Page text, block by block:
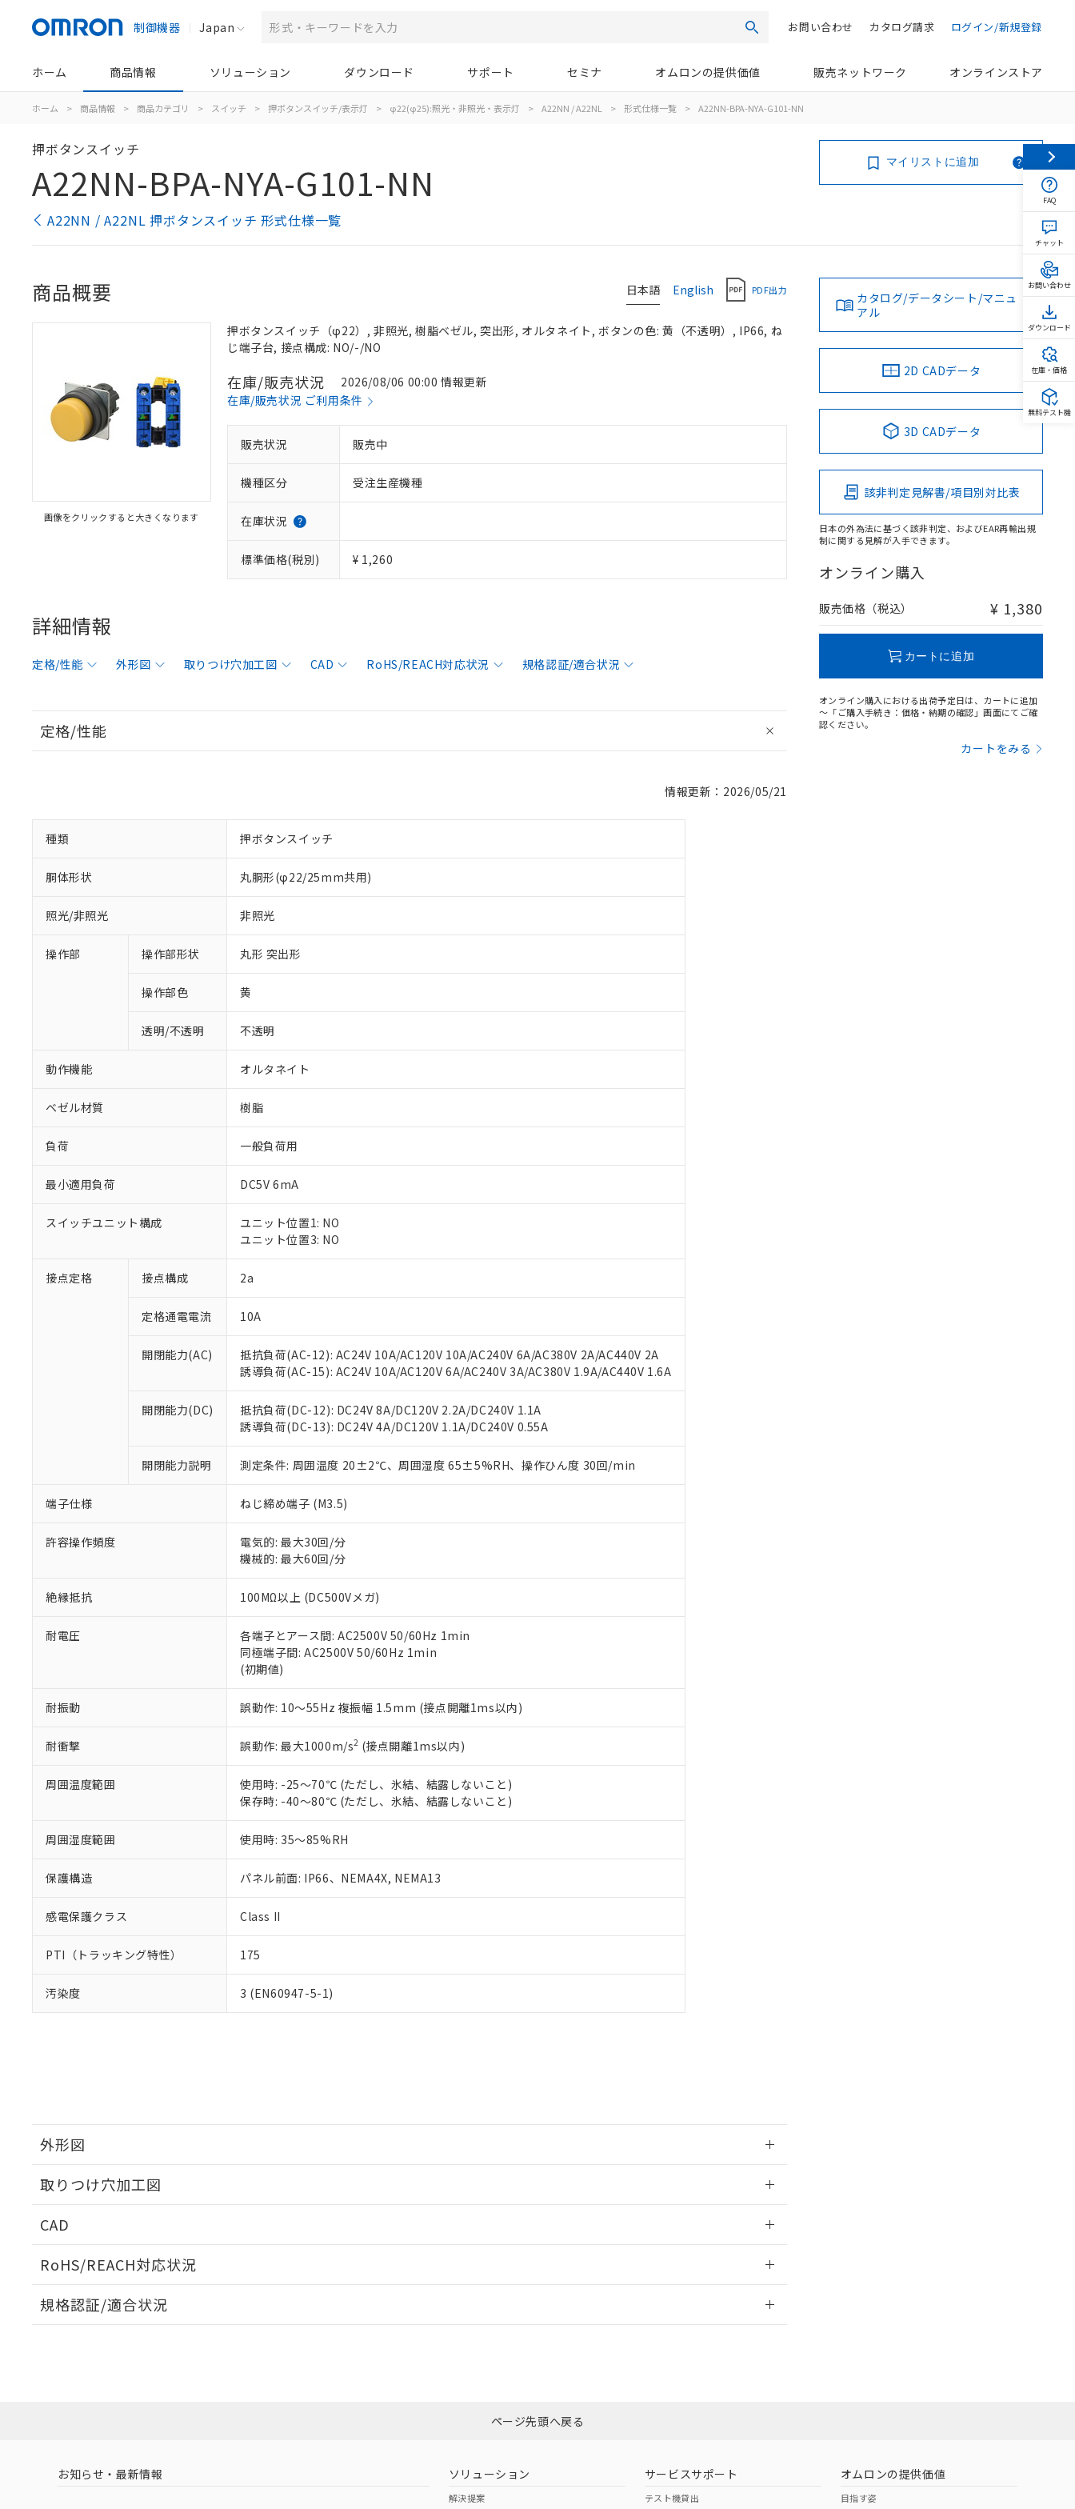
制御機器 Japan 検索 ログイン/新規登録
カタログ請求
お問い合わせ
ホーム 商品情報 ソリューション ダウンロード サポート セミナ オムロンの提供価値 販売ネットワーク オンラインストア
ホーム > 商品情報 > 商品カテゴリ > スイッチ > 押ボタンスイッチ/表示灯 > φ22(φ25):照光・非照光・表示灯 > A22NN / A22NL > 形式仕様一覧 > A22NN-BPA-NYA-G101-NN
押ボタンスイッチ
A22NN-BPA-NYA-G101-NN
A22NN / A22NL 押ボタンスイッチ 形式仕様一覧
マイリストに追加
日本語 English PDF出力
商品概要
画像をクリックすると大きくなります
押ボタンスイッチ（φ22）, 非照光, 樹脂ベゼル, 突出形, オルタネイト, ボタンの色: 黄（不透明）, IP66, ね
じ端子台, 接点構成: NO/-/NO
在庫/販売状況
2026/08/06 00:00 情報更新
在庫/販売状況 ご利用条件
販売状況 販売中
機種区分 受注生産機種
在庫状況
標準価格(税別) ¥ 1,260
詳細情報
定格/性能 外形図 取りつけ穴加工図 CAD RoHS/REACH対応状況 規格認証/適合状況
定格/性能
情報更新：2026/05/21
種類 押ボタンスイッチ
胴体形状 丸胴形(φ22/25mm共用)
照光/非照光 非照光
操作部 操作部形状 丸形 突出形
操作部色 黄
透明/不透明 不透明
動作機能 オルタネイト
ベゼル材質 樹脂
負荷 一般負荷用
最小適用負荷 DC5V 6mA
スイッチユニット構成
ユニット位置1: NO
ユニット位置3: NO
接点定格 接点構成 2a
定格通電電流 10A
開閉能力(AC)
抵抗負荷(AC-12): AC24V 10A/AC120V 10A/AC240V 6A/AC380V 2A/AC440V 2A
誘導負荷(AC-15): AC24V 10A/AC120V 6A/AC240V 3A/AC380V 1.9A/AC440V 1.6A
開閉能力(DC)
抵抗負荷(DC-12): DC24V 8A/DC120V 2.2A/DC240V 1.1A
誘導負荷(DC-13): DC24V 4A/DC120V 1.1A/DC240V 0.55A
開閉能力説明 測定条件: 周囲温度 20±2℃、周囲湿度 65±5%RH、操作ひん度 30回/min
端子仕様 ねじ締め端子 (M3.5)
許容操作頻度
電気的: 最大30回/分
機械的: 最大60回/分
絶縁抵抗 100MΩ以上 (DC500Vメガ)
耐電圧
各端子とアース間: AC2500V 50/60Hz 1min
同極端子間: AC2500V 50/60Hz 1min
(初期値)
耐振動 誤動作: 10～55Hz 複振幅 1.5mm (接点開離1ms以内)
耐衝撃 誤動作: 最大1000m/s2 (接点開離1ms以内)
周囲温度範囲
使用時: -25～70℃ (ただし、氷結、結露しないこと)
保存時: -40～80℃ (ただし、氷結、結露しないこと)
周囲湿度範囲 使用時: 35～85%RH
保護構造 パネル前面: IP66、NEMA4X, NEMA13
感電保護クラス Class II
PTI（トラッキング特性） 175
汚染度 3 (EN60947-5-1)
外形図
取りつけ穴加工図
CAD
RoHS/REACH対応状況
EU RoHS 注意事項・凡例
ダウンロードはこちら
中国 RoHS 注意事項・凡例
規格認証/適合状況
（イギリス
（ノルウェー
（日本
（アメリカ
カタログ/データシート/マニュ
アル
2D CADデータ
3D CADデータ
該非判定見解書/項目別対比表
日本の外為法に基づく該非判定、およびEAR再輸出規
制に関する見解が入手できます。
オンライン購入
販売価格（税込） ¥ 1,380
カートに追加
オンライン購入における出荷予定日は、カートに追加
～「ご購入手続き：価格・納期の確認」画面にてご確
認ください。
カートをみる
本サービスは、当社制御機器事業取扱商品の当社在庫状況および標準価格(税抜)を提供させていただ
くものです。
当社制御機器事業取扱商品の中には、本サービスの対象外となる商品もあることをご了承ください。
在庫状況および標準価格照会結果は、記載している更新日時点での社内データに基づき作成されるも
のであり、閲覧された時点での実際の在庫および標準価格とは異なる場合があることをご了承くださ
い。
正式な納期状況および標準価格はお客様のお取引先、またはお客様担当のオムロン制御機器販売店・
在庫状況および標準価格結果を当社の事前の承諾なく第三者に漏洩または開示しないようお願いしま
す。
マイパーツ機能（部品リスト作成サービス）をご利用いただくには、I-Webメンバーズにご登録され
ている必要があります。
お客様が当ウェブサイト上で当社にご登録された部品リストについて、当社および当社の共同利用者
が、当社の製品・サービスに関するお客様との取引・商談に必要な範囲で利用することをご了承くだ
※当社の共同利用者とは、 "個人情報の共同利用に関して"
いる法人を指します。
※1 対応状況
対応済み：EU RoHS指令（10物質）の非含有に対応した製品が提供可能な商品です。
対応予定：EU RoHS指令（10物質）の非含有に対応した製品に切り替える予定のある商品です。
対応予定なし：EU RoHS指令（10物質）の非含有に非対応の商品で、対応品を出す予定はありません。
仕入先様の事情により、非含有部品としていたものが、含有品と判明した場合などやむを得ず変更すること
があります。
*EU RoHS指令（10物質）：
鉛(Pb) 1000ppm以下、 水銀(Hg) 1000ppm以下、 カドミウム(Cd) 100ppm以下、
六価クロム(Cr(Ⅵ)) 1000ppm以下、ポリ臭化ビフェニル類(PBB) 1000ppm以下、ポリ臭化ジフェニルエーテル類(PBDE) 1000ppm以下、
フタル酸ビス(2-エチルヘキシル) (DEHP)(別名：DOP) 1000ppm以下、フタル酸ブチルベンジル（BBP） 1000ppm以下、フタル酸ジブチ
ル（DBP） 1000ppm以下、フタル酸ジイソブチル (DIBP) 1000ppm以下
但し、RoHS指令で産業用監視および制御機器に対する適用除外項目は除く。
フタル酸エステル類の４物質については閾値を超える意図的な使用がないことを確認しています。
部品在庫の切り替え状況などにより、予定月が前後することがあります。
※3 非含有証明書ダウンロード
下記の非含有証明書をダウンロードすることができます。
EU RoHS指令（10物質）の非含有証明書
51物質の非含有証明書（当社基準）
※本証明書は発行日時点で非含有を証明するもので、過去に遡って非含有を証明するものではありません。
混在することから備考欄に対応日を記載しておりました。
既に当社にて対応品への在庫切替を完了していることから、特段のことがない限り、2022年1月12日よ
り割愛しております。
※1 中国RoHS○×表
「○」：最大均質材料含有率が中国RoHSの基準値以下であることを示します。
「×」：最大均質材料含有率が中国RoHSの基準値を超えていることを示します。
「－」：未確認です。当社販売部門へお問い合わせください。
*中国RoHS10物質の基準値 (GB/T26572)：
Pb(鉛) :1000ppm、 Hg(水銀) : 1000ppm、 Cd(カドミウム) : 100ppm、
Cr(Ⅵ)(六価クロム) : 1000ppm、 PBBs(ポリ臭化ビフェニル類) : 1000ppm、 PBDEs(ポリ臭化ジフェニルエーテル類) : 1000ppm、
※2 環境保護使用期限
「10」：通常の使用状況下において有害物質が外部に漏えいし、環境に深刻な影響を及ぼさない年数を意
味します。
「－」：未確認です。当社販売部門へお問い合わせください。
当社は、これら貴社製品のうち、外国為替および外国貿易法に定める商品（以下｢規制貨物等」とい
う）を輸出または国外への提供する場合は、日本国政府の輸出許可(または役務取引許可)を取得する
などの必要な手続きをとります。
当社は規制貨物を破棄する場合は、完全に破砕するなど、違法に輸出されないよう必要な手段を講じ
ます。
当社は貴社製品を、核兵器、ミサイル、化学兵器、生物兵器またはその他武器並びにこれらの製造装
置等に一切使用いたしません。
また当社は、販売先および販売に係わる関係者が違法に輸出するおそれがある場合は、取り引きをい
たしません。
説明
一定数以上の在庫あり
在庫なし(最新の在庫状況については、お客様のお取引先、またはお客様担当のオムロン制御
受注生産機種、また在庫状況の情報を公開していない機種
ページ先頭へ戻る
お知らせ・最新情報 ソリューション
解決提案
サービスサポート
テスト機貸出
オムロンの提供価値
目指す姿
FAQ
チャット
お問い合わせ
ダウンロード
在庫・価格
無料テスト機